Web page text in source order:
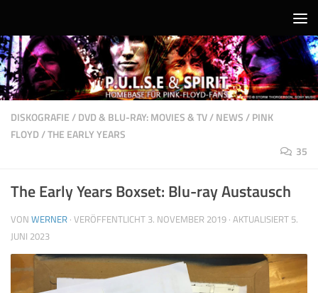
DISKOGRAFIE/DVD & BLU-RAY: MOVIES & TV/NEWS/PINK
FLOYD/THE EARLY YEARS
35
The Early Years Boxset: Blu-ray Austausch
VON WERNER · VERÖFFENTLICHT 3. NOVEMBER 2019 · AKTUALISIERT 5.
JUNI 2023